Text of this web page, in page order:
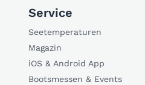
Service
Seetemperaturen
Magazin
iOS & Android App
Bootsmessen & Events